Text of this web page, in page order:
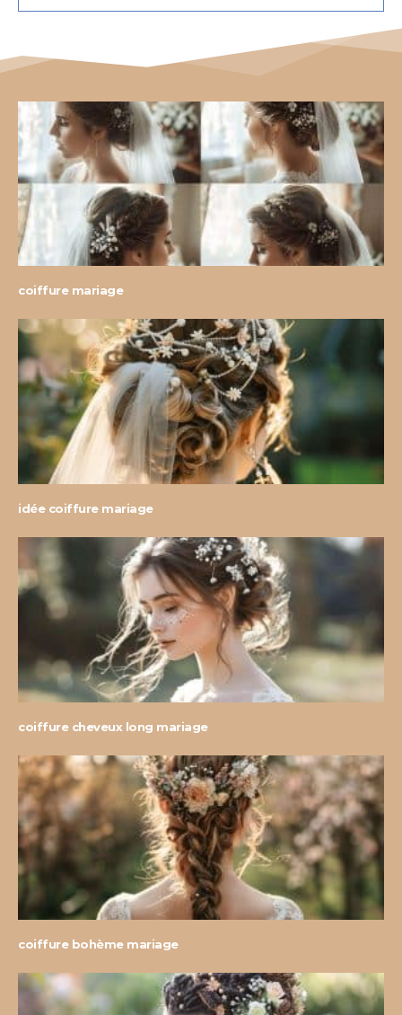
coiffure mariage
idée coiffure mariage
coiffure cheveux long mariage
coiffure bohème mariage